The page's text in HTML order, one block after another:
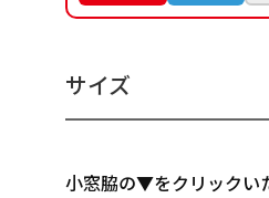
サイズ
小窓脇の▼をクリックい